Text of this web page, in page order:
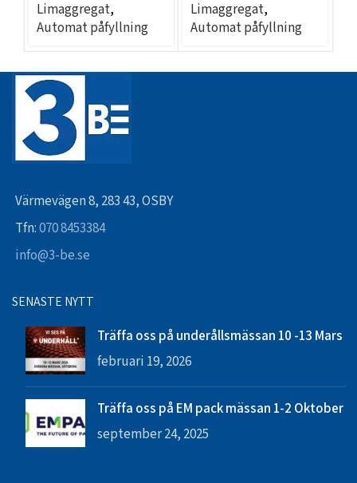
Limaggregat,
Automat påfyllning
Limaggregat,
Automat påfyllning
Värmevägen 8, 283 43, OSBY
Tfn:070 8453384
info@3-be.se
SENASTE NYTT
Träffa oss på underållsmässan 10 -13 Mars
februari 19, 2026
Träffa oss på EM pack mässan 1-2 Oktober
september 24, 2025